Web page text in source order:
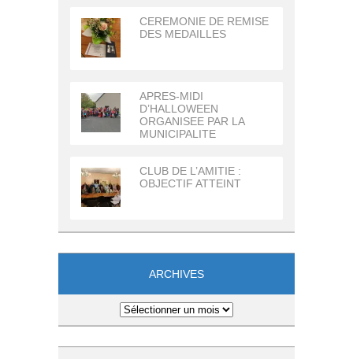
CEREMONIE DE REMISE
DES MEDAILLES
APRES-MIDI
D’HALLOWEEN
ORGANISEE PAR LA
MUNICIPALITE
CLUB DE L’AMITIE :
OBJECTIF ATTEINT
ARCHIVES